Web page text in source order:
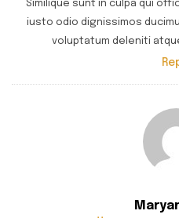
Similique sunt in culpa qui
iusto odio dignissimos
voluptatum deleniti